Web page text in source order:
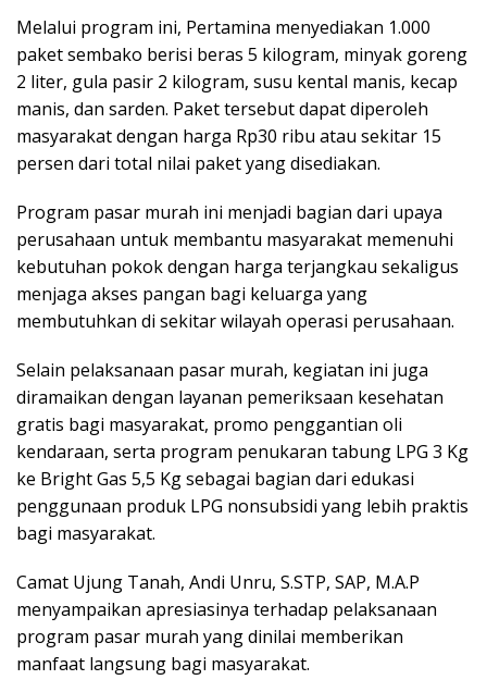
Melalui program ini, Pertamina menyediakan 1.000
paket sembako berisi beras 5 kilogram, minyak goreng
2 liter, gula pasir 2 kilogram, susu kental manis, kecap
manis, dan sarden. Paket tersebut dapat diperoleh
masyarakat dengan harga Rp30 ribu atau sekitar 15
persen dari total nilai paket yang disediakan.
Program pasar murah ini menjadi bagian dari upaya
perusahaan untuk membantu masyarakat memenuhi
kebutuhan pokok dengan harga terjangkau sekaligus
menjaga akses pangan bagi keluarga yang
membutuhkan di sekitar wilayah operasi perusahaan.
Selain pelaksanaan pasar murah, kegiatan ini juga
diramaikan dengan layanan pemeriksaan kesehatan
gratis bagi masyarakat, promo penggantian oli
kendaraan, serta program penukaran tabung LPG 3 Kg
ke Bright Gas 5,5 Kg sebagai bagian dari edukasi
penggunaan produk LPG nonsubsidi yang lebih praktis
bagi masyarakat.
Camat Ujung Tanah, Andi Unru, S.STP, SAP, M.A.P
menyampaikan apresiasinya terhadap pelaksanaan
program pasar murah yang dinilai memberikan
manfaat langsung bagi masyarakat.